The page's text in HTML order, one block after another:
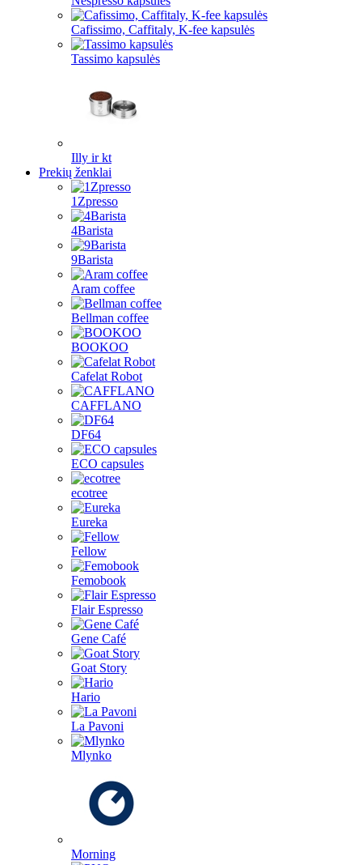
Cafissimo, Caffitaly, K-fee kapsulės
Tassimo kapsulės
Illy ir kt
Prekių ženklai
1Zpresso
4Barista
9Barista
Aram coffee
Bellman coffee
BOOKOO
Cafelat Robot
CAFFLANO
DF64
ECO capsules
ecotree
Eureka
Fellow
Femobook
Flair Espresso
Gene Café
Goat Story
Hario
La Pavoni
Mlynko
Morning